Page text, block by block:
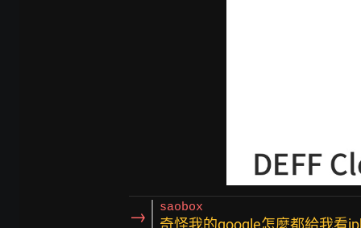
→ saobox
奇怪我的google怎麼都給我看